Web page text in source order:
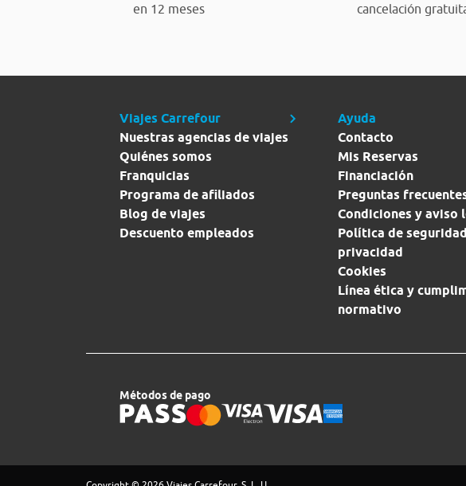
en 12 meses
cancelación
Viajes Carrefour
Nuestras agencias de viajes
Quiénes somos
Franquicias
Programa de afiliados
Blog de viajes
Descuento empleados
Ayuda
Contacto
Mis Reservas
Financiación
Preguntas
Condiciones y aviso
Política de
privacidad
Cookies
Línea ética y
normativo
Métodos de pago